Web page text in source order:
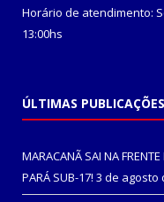
Horário de atendimento:
13:00hs
ÚLTIMAS PUBLICAÇÕES
MARACANÃ SAI NA
PARÁ SUB-17! 3 de agosto